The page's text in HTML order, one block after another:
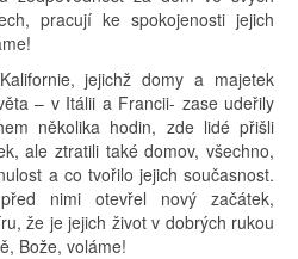
pracují ke spokojenosti jejich
jejichž domy a majetek
– v Itálii a Francii- zase udeřily
několika hodin, zde lidé přišli
ale ztratili také domov, všechno,
a co tvořilo jejich současnost.
nimi otevřel nový začátek,
že je jejich život v dobrých rukou
Bože, voláme!